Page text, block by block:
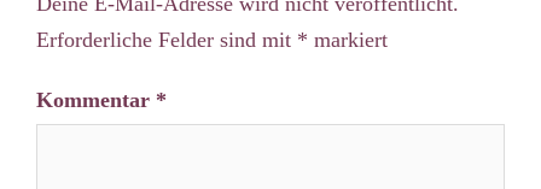
Erforderliche Felder sind mit * markiert
Kommentar *